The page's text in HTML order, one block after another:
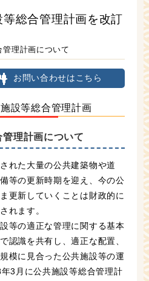
総合管理計画を改訂
理計画について
お問い合わせはこちら
設等総合管理計画
理計画について
れた大量の公共建築物や道
等の更新時期を迎え、今の公
更新していくことは財政的に
れます。
等の適正な管理に関する基本
認識を共有し、適正な配置、
模に見合った公共施設等の運
3月に公共施設等総合管理計